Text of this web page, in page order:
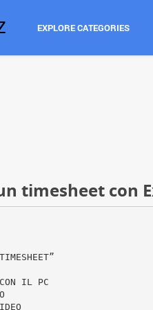
EXPLORE CATEGORIES
timesheet con
IL PC